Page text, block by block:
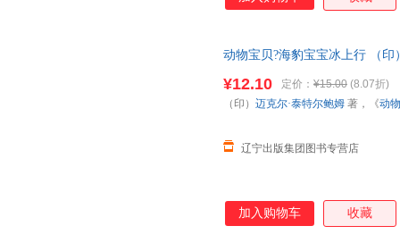
动物宝贝?海豹宝宝冰上行 （
¥12.10 定价： ¥15.00 (8.07折)
辽宁出版集团图书专营店
（印） 迈克尔·泰特尔鲍姆 著，《动
加入购物车 收藏